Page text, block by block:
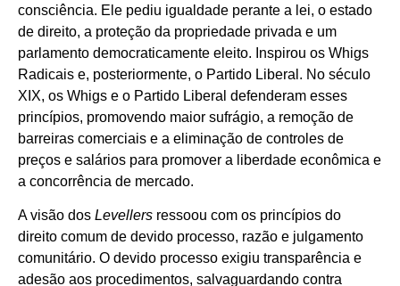
consciência. Ele pediu igualdade perante a lei, o estado
de direito, a proteção da propriedade privada e um
parlamento democraticamente eleito. Inspirou os Whigs
Radicais e, posteriormente, o Partido Liberal. No século
XIX, os Whigs e o Partido Liberal defenderam esses
princípios, promovendo maior sufrágio, a remoção de
barreiras comerciais e a eliminação de controles de
preços e salários para promover a liberdade econômica e
a concorrência de mercado.
A visão dos Levellers ressoou com os princípios do
direito comum de devido processo, razão e julgamento
comunitário. O devido processo exigiu transparência e
adesão aos procedimentos, salvaguardando contra